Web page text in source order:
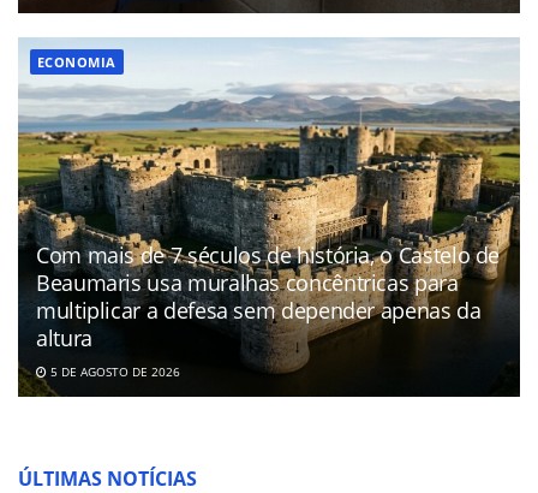
ECONOMIA
Com mais de 7 séculos de história, o Castelo de
Beaumaris usa muralhas concêntricas para
multiplicar a defesa sem depender apenas da
altura
5 DE AGOSTO DE 2026
ÚLTIMAS NOTÍCIAS